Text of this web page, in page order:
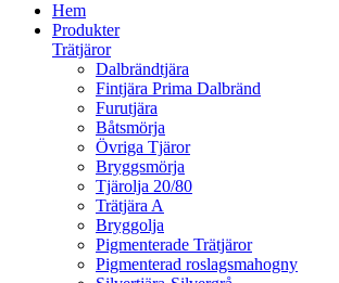
Hem
Produkter
Trätjäror
Dalbrändtjära
Fintjära Prima Dalbränd
Furutjära
Båtsmörja
Övriga Tjäror
Bryggsmörja
Tjärolja 20/80
Trätjära A
Bryggolja
Pigmenterade Trätjäror
Pigmenterad roslagsmahogny